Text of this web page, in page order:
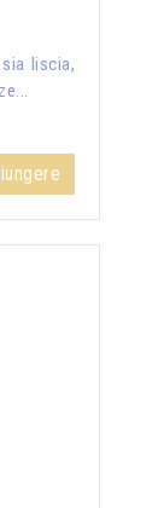
liscia,